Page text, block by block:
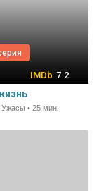
7.2
Ужасы • 25 мин.